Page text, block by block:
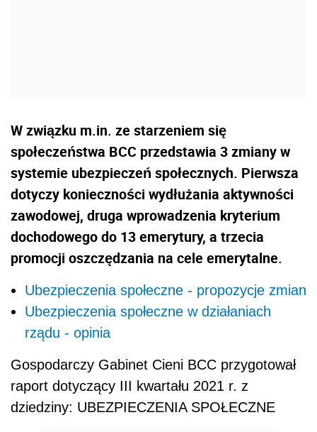
W związku m.in. ze starzeniem się
społeczeństwa BCC przedstawia 3 zmiany w
systemie ubezpieczeń społecznych. Pierwsza
dotyczy konieczności wydłużania aktywności
zawodowej, druga wprowadzenia kryterium
dochodowego do 13 emerytury, a trzecia
promocji oszczędzania na cele emerytalne.
Ubezpieczenia społeczne - propozycje zmian
Ubezpieczenia społeczne w działaniach
rządu - opinia
Gospodarczy Gabinet Cieni BCC przygotował
raport dotyczący III kwartału 2021 r. z
dziedziny: UBEZPIECZENIA SPOŁECZNE